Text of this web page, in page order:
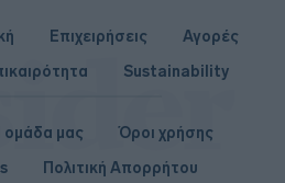
Επιχειρήσεις
Αγορές
Sustainability
ομάδα μας
Όροι χρήσης
Πολιτική Απορρήτου